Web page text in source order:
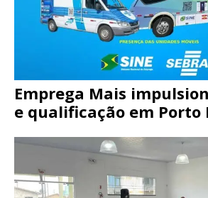
Emprega Mais
e qualificação em Porto